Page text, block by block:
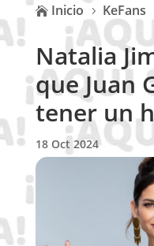
 Inicio 5 KeFans
Natalia
que Juan
tener un
18 Oct 2024